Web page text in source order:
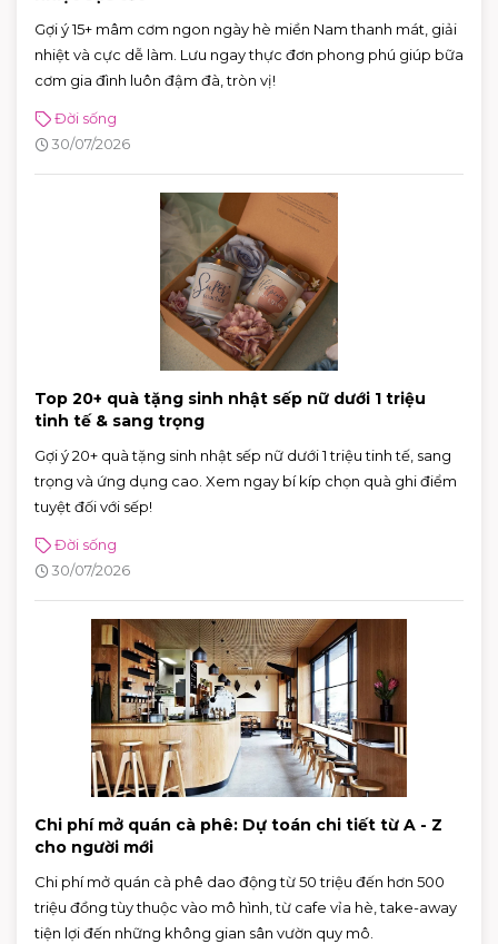
Gợi ý 15+ mâm cơm ngon ngày hè miền Nam thanh mát, giải
nhiệt và cực dễ làm. Lưu ngay thực đơn phong phú giúp bữa
cơm gia đình luôn đậm đà, tròn vị!
Đời sống
30/07/2026
Top 20+ quà tặng sinh nhật sếp nữ dưới 1 triệu
tinh tế & sang trọng
Gợi ý 20+ quà tặng sinh nhật sếp nữ dưới 1 triệu tinh tế, sang
trọng và ứng dụng cao. Xem ngay bí kíp chọn quà ghi điểm
tuyệt đối với sếp!
Đời sống
30/07/2026
Chi phí mở quán cà phê: Dự toán chi tiết từ A - Z
cho người mới
Chi phí mở quán cà phê dao động từ 50 triệu đến hơn 500
triệu đồng tùy thuộc vào mô hình, từ cafe vỉa hè, take-away
tiện lợi đến những không gian sân vườn quy mô.